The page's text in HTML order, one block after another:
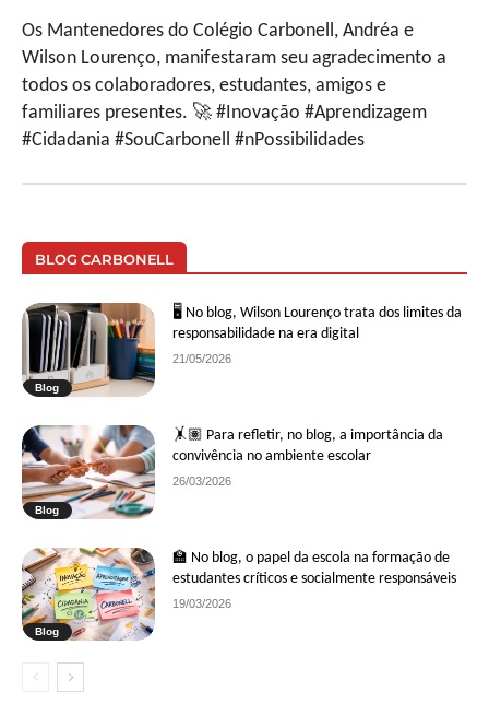
Os Mantenedores do Colégio Carbonell, Andréa e
Wilson Lourenço, manifestaram seu agradecimento a
todos os colaboradores, estudantes, amigos e
familiares presentes. 🚀 #Inovação #Aprendizagem
#Cidadania #SouCarbonell #nPossibilidades
BLOG CARBONELL
Blog
🖥 No blog, Wilson Lourenço trata dos limites da
responsabilidade na era digital
21/05/2026
Blog
🤸🏽 Para refletir, no blog, a importância da
convivência no ambiente escolar
26/03/2026
Blog
🏫 No blog, o papel da escola na formação de
estudantes críticos e socialmente responsáveis
19/03/2026